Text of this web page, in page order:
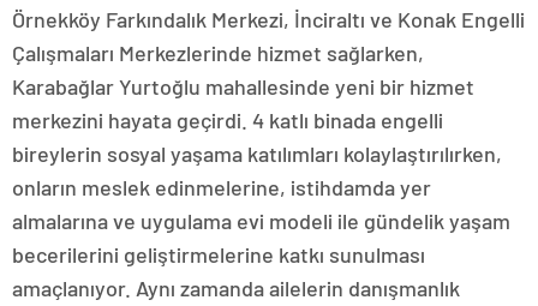
Örnekköy Farkındalık Merkezi, İnciraltı ve Konak Engelli
Çalışmaları Merkezlerinde hizmet sağlarken,
Karabağlar Yurtoğlu mahallesinde yeni bir hizmet
merkezini hayata geçirdi. 4 katlı binada engelli
bireylerin sosyal yaşama katılımları kolaylaştırılırken,
onların meslek edinmelerine, istihdamda yer
almalarına ve uygulama evi modeli ile gündelik yaşam
becerilerini geliştirmelerine katkı sunulması
amaçlanıyor. Aynı zamanda ailelerin danışmanlık